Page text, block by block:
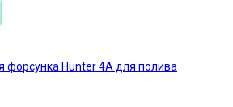
форсунка Hunter 4А для полива